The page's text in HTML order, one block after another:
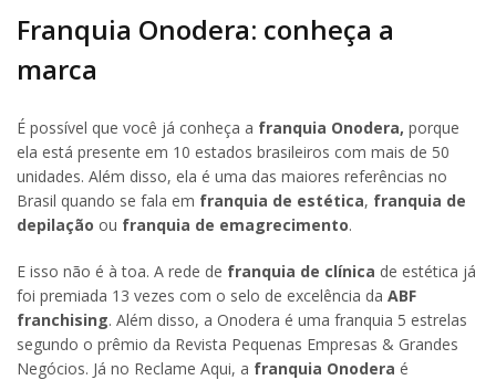
Franquia Onodera: conheça a
marca
É possível que você já conheça a franquia Onodera, porque
ela está presente em 10 estados brasileiros com mais de 50
unidades. Além disso, ela é uma das maiores referências no
Brasil quando se fala em franquia de estética, franquia de
depilação ou franquia de emagrecimento.
E isso não é à toa. A rede de franquia de clínica de estética já
foi premiada 13 vezes com o selo de excelência da ABF
franchising. Além disso, a Onodera é uma franquia 5 estrelas
segundo o prêmio da Revista Pequenas Empresas & Grandes
Negócios. Já no Reclame Aqui, a franquia Onodera é